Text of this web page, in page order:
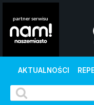
AKTUALNOŚCI